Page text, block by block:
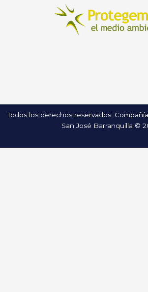
Todos los derechos reservados.
San José Barranquilla ©